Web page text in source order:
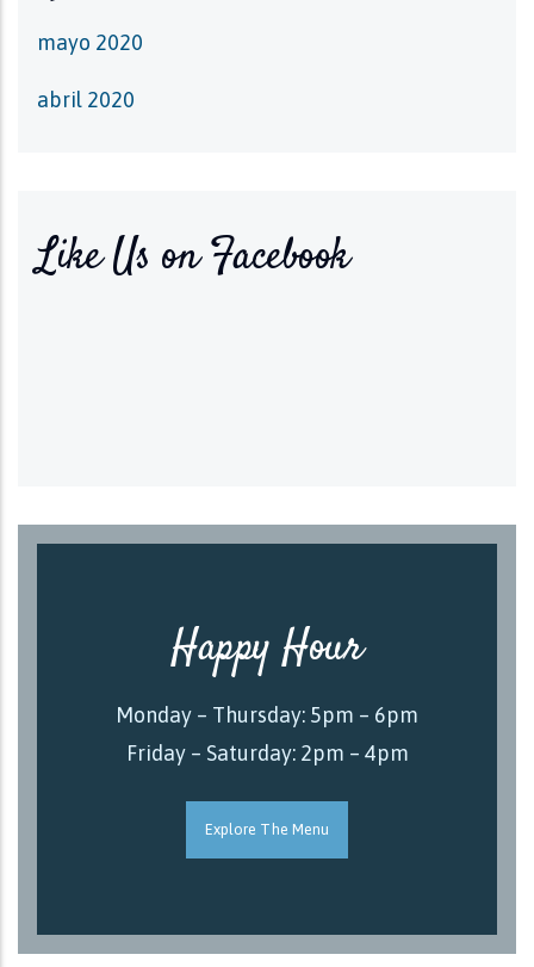
mayo 2020
abril 2020
Like Us on Facebook
Happy Hour
Monday – Thursday: 5pm – 6pm
Friday – Saturday: 2pm – 4pm
Explore The Menu